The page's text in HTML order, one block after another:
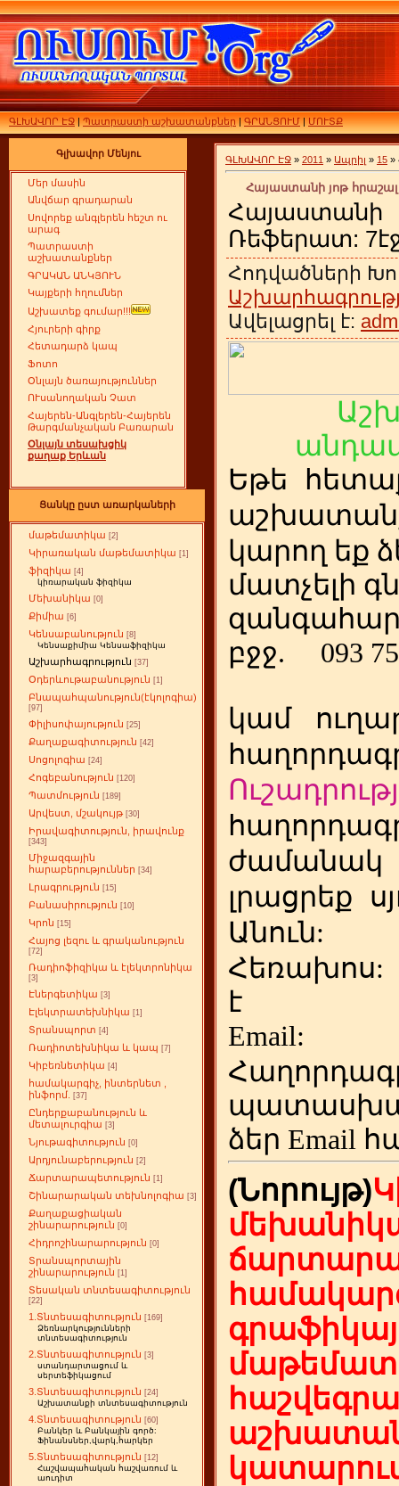
ԳԼԽԱՎՈՐ ԷՋ|Պատրաստի աշխատանքներ|ԳՐԱՆՑՈՒՄ|ՄՈՒՏՔ
Գլխավոր Մենյու
Մեր մասին
Անվճար գրադարան
Սովորեք անգլերեն հեշտ ու
արագ
Պատրաստի
աշխատանքներ
ԳՐԱԿԱՆ ԱՆԿՅՈՒՆ
Կայքերի հղումներ
Աշխատեք գումար!!!
Հյուրերի գիրք
Հետադարձ կապ
Ֆոտո
Օնլայն ծառայություններ
ՈՒսանողական Չատ
Հայերեն-Անգլերեն-Հայերեն
Թարգմանչական Բառարան
Օնլայն տեսախցիկ
քաղաք Երևան
Ցանկը ըստ առարկաների
մաթեմատիկա [2]
Կիրառական մաթեմատիկա [1]
ֆիզիկա [4]
կիռարական ֆիզիկա
Մեխանիկա [0]
Քիմիա [6]
Կենսաբանություն [8]
Կենսաքիմիա Կենսաֆիզիկա
Աշխարհագրություն [37]
Օդերևութաբանություն [1]
Բնապահպանություն(էկոլոգիա)
[97]
Փիլիսոփայություն [25]
Քաղաքագիտություն [42]
Սոցոլոգիա [24]
Հոգեբանություն [120]
Պատմություն [189]
Արվեստ, մշակույթ [30]
Իրավագիտություն, իրավունք
[343]
Միջազգային
հարաբերություններ [34]
Լրագրություն [15]
Բանասիրություն [10]
Կրոն [15]
Հայոց լեզու և գրականություն
[72]
Ռադիոֆիզիկա և էլեկտրոնիկա
[3]
Էներգետիկա [3]
Էլեկտրատեխնիկա [1]
Տրանսպորտ [4]
Ռադիոտեխնիկա և կապ [7]
Կիբեռնետիկա [4]
համակարգիչ, ինտերնետ ,
ինֆորմ.
[37]
Ընդերքաբանություն և
մետալուրգիա [3]
Նյութագիտություն [0]
Արդյունաբերություն [2]
Ճարտարապետություն [1]
Շինարարական տեխնոլոգիա [3]
Քաղաքացիական
շինարարություն [0]
Հիդրոշինարարություն [0]
Տրանսպորտային
շինարարություն [1]
Տեսական տնտեսագիտություն
[22]
1.Տնտեսագիտություն [169]
Ձեռնարկությունների
տնտեսագիտություն
2.Տնտեսագիտություն [3]
ստանդարտացում և
սերտեֆիկացում
3.Տնտեսագիտություն [24]
Աշխատանքի տնտեսագիտություն
4.Տնտեսագիտություն [60]
Բանկեր և Բանկային գործ:
Ֆինանսներ,վարկ,հարկեր
5.Տնտեսագիտություն [12]
Հաշվապահական հաշվառում և
աուդիտ
ԳԼԽԱՎՈՐ ԷՋ » 2011 » Ապրիլ » 15 »
Հայաստանի յոթ
Հայաստանի
Ռեֆերատ:
Հոդվածների
Ավելացրել է:
Եթե հ
կարող եք
մատչելի
բջջ.
093
կամ
ժամանակ
լրացրեք
Անուն:
Հեռախոս
է
ձեր Email
(Նորույթ)